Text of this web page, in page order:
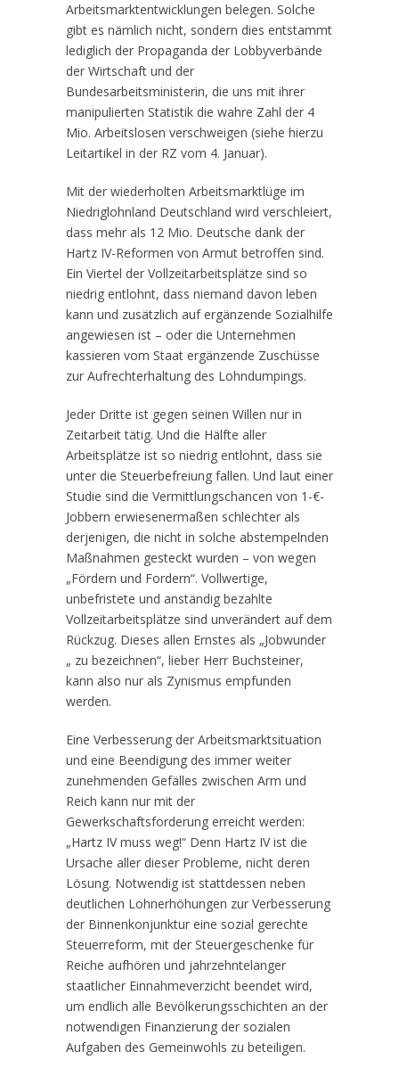
Arbeitsmarktentwicklungen belegen. Solche
gibt es nämlich nicht, sondern dies entstammt
lediglich der Propaganda der Lobbyverbände
der Wirtschaft und der
Bundesarbeitsministerin, die uns mit ihrer
manipulierten Statistik die wahre Zahl der 4
Mio. Arbeitslosen verschweigen (siehe hierzu
Leitartikel in der RZ vom 4. Januar).
Mit der wiederholten Arbeitsmarktlüge im
Niedriglohnland Deutschland wird verschleiert,
dass mehr als 12 Mio. Deutsche dank der
Hartz IV-Reformen von Armut betroffen sind.
Ein Viertel der Vollzeitarbeitsplätze sind so
niedrig entlohnt, dass niemand davon leben
kann und zusätzlich auf ergänzende Sozialhilfe
angewiesen ist – oder die Unternehmen
kassieren vom Staat ergänzende Zuschüsse
zur Aufrechterhaltung des Lohndumpings.
Jeder Dritte ist gegen seinen Willen nur in
Zeitarbeit tätig. Und die Hälfte aller
Arbeitsplätze ist so niedrig entlohnt, dass sie
unter die Steuerbefreiung fallen. Und laut einer
Studie sind die Vermittlungschancen von 1-€-
Jobbern erwiesenermaßen schlechter als
derjenigen, die nicht in solche abstempelnden
Maßnahmen gesteckt wurden – von wegen
„Fördern und Fordern“. Vollwertige,
unbefristete und anständig bezahlte
Vollzeitarbeitsplätze sind unverändert auf dem
Rückzug. Dieses allen Ernstes als „Jobwunder
„ zu bezeichnen“, lieber Herr Buchsteiner,
kann also nur als Zynismus empfunden
werden.
Eine Verbesserung der Arbeitsmarktsituation
und eine Beendigung des immer weiter
zunehmenden Gefälles zwischen Arm und
Reich kann nur mit der
Gewerkschaftsforderung erreicht werden:
„Hartz IV muss weg!“ Denn Hartz IV ist die
Ursache aller dieser Probleme, nicht deren
Lösung. Notwendig ist stattdessen neben
deutlichen Lohnerhöhungen zur Verbesserung
der Binnenkonjunktur eine sozial gerechte
Steuerreform, mit der Steuergeschenke für
Reiche aufhören und jahrzehntelanger
staatlicher Einnahmeverzicht beendet wird,
um endlich alle Bevölkerungsschichten an der
notwendigen Finanzierung der sozialen
Aufgaben des Gemeinwohls zu beteiligen.